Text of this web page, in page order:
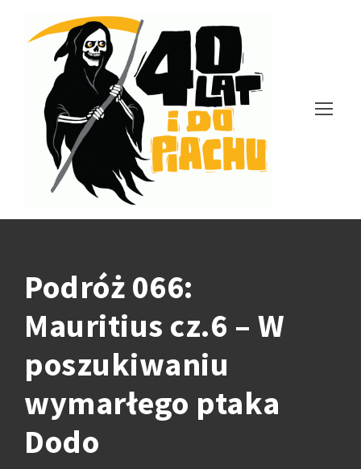
Podróż 066:
Mauritius cz.6 – W
poszukiwaniu
wymarłego ptaka
Dodo